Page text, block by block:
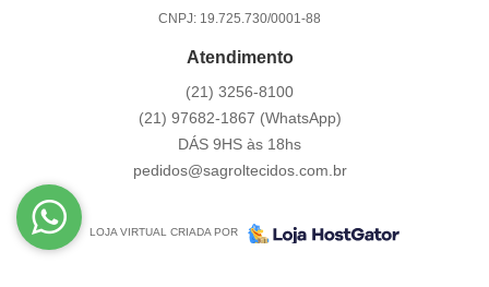
CNPJ: 19.725.730/0001-88
Atendimento
(21) 3256-8100
(21) 97682-1867 (WhatsApp)
DÁS 9HS às 18hs
pedidos@sagroltecidos.com.br
LOJA VIRTUAL CRIADA POR